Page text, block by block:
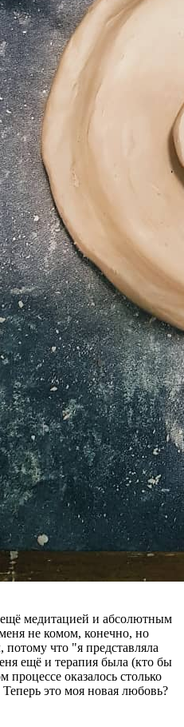
медитацией и абсолютным
не комом, конечно, но
что "я представляла
ещё и терапия была (кто бы
процессе оказалось столько
это моя новая любовь?